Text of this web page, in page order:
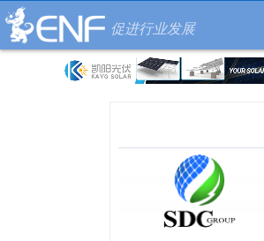
促进行业发展